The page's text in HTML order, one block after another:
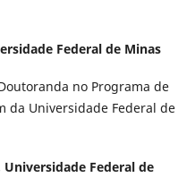
Federal de Minas
no Programa de
da Universidade Federal de
Universidade Federal de